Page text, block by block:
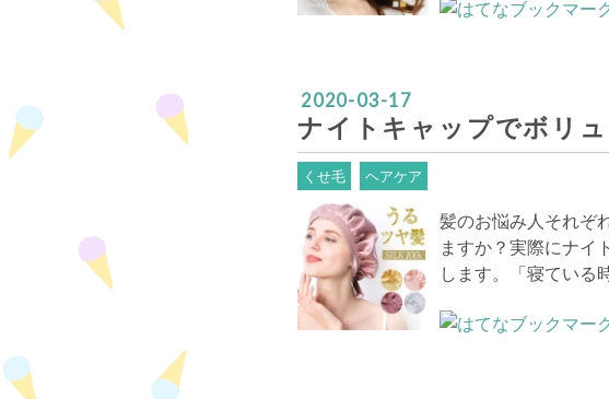
2020-03-17
ナイトキャップでボリ
くせ毛 ヘアケア
髪のお悩み人それぞ
ますか？実際にナイ
します。「寝ている